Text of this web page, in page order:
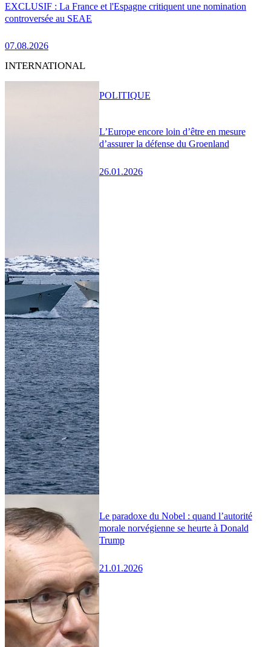
EXCLUSIF : La France et l'Espagne critiquent une nomination
controversée au SEAE
07.08.2026
INTERNATIONAL
L’Europe encore loin d’être en mesure
d’assurer la défense du Groenland
26.01.2026
POLITIQUE
Le paradoxe du Nobel : quand l’autorité
morale norvégienne se heurte à Donald
Trump
21.01.2026